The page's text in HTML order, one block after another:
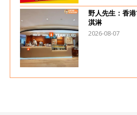
野人先生：香
淇淋
2026-08-07